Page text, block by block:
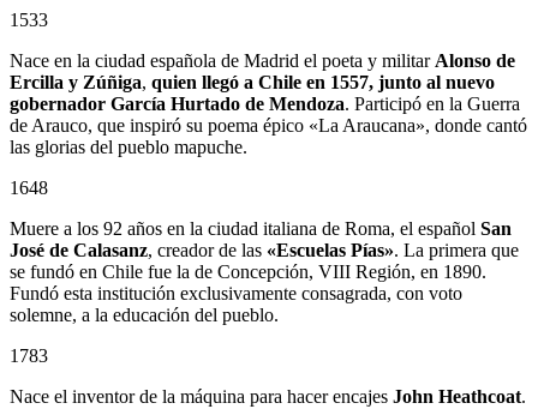
1533
Nace en la ciudad española de Madrid el poeta y militar Alonso de
Ercilla y Zúñiga, quien llegó a Chile en 1557, junto al nuevo
gobernador García Hurtado de Mendoza. Participó en la Guerra
de Arauco, que inspiró su poema épico «La Araucana», donde cantó
las glorias del pueblo mapuche.
1648
Muere a los 92 años en la ciudad italiana de Roma, el español San
José de Calasanz, creador de las «Escuelas Pías». La primera que
se fundó en Chile fue la de Concepción, VIII Región, en 1890.
Fundó esta institución exclusivamente consagrada, con voto
solemne, a la educación del pueblo.
1783
Nace el inventor de la máquina para hacer encajes John Heathcoat.